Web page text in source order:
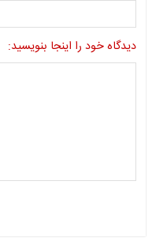
دیدگاه خود را اینجا بنویسید: